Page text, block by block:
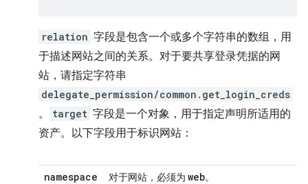
relation 字段是包含一个或多个字符串的数组，用
于描述网站之间的关系。对于要共享登录凭据的网
站，请指定字符串
delegate_permission/common.get_login_creds
。 target 字段是一个对象，用于指定声明所适用的
资产。以下字段用于标识网站：
namespace 对于网站，必须为 web。